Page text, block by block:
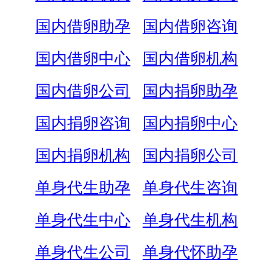
国内借卵助孕
国内借卵咨询
国内借卵中心
国内借卵机构
国内借卵公司
国内捐卵助孕
国内捐卵咨询
国内捐卵中心
国内捐卵机构
国内捐卵公司
单身代生助孕
单身代生咨询
单身代生中心
单身代生机构
单身代生公司
单身代怀助孕